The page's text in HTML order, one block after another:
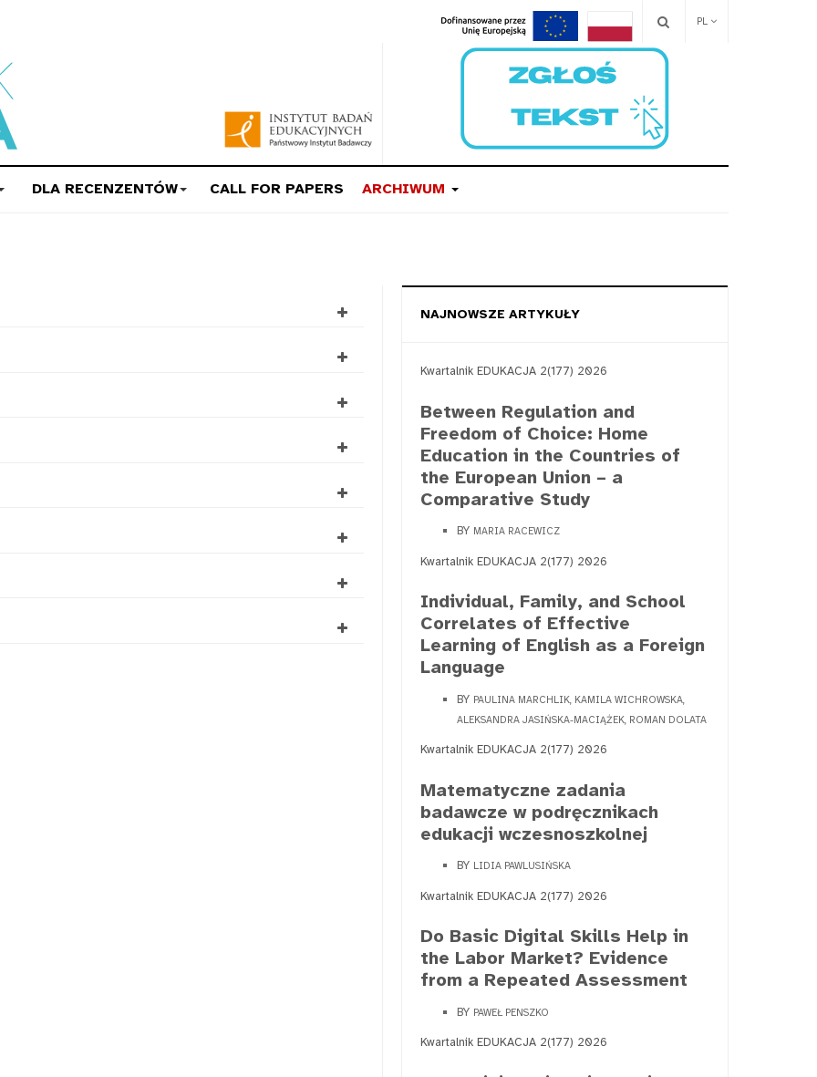
PL
DLA RECENZENTÓW CALL FOR PAPERS ARCHIWUM
NAJNOWSZE ARTYKUŁY
Kwartalnik EDUKACJA 2(177) 2026
Between Regulation and
Freedom of Choice: Home
Education in the Countries of
the European Union – a
Comparative Study
BY MARIA RACEWICZ
Kwartalnik EDUKACJA 2(177) 2026
Individual, Family, and School
Correlates of Effective
Learning of English as a Foreign
Language
BY PAULINA MARCHLIK, KAMILA WICHROWSKA,
ALEKSANDRA JASIŃSKA-MACIĄŻEK, ROMAN DOLATA
Kwartalnik EDUKACJA 2(177) 2026
Matematyczne zadania
badawcze w podręcznikach
edukacji wczesnoszkolnej
BY LIDIA PAWLUSIŃSKA
Kwartalnik EDUKACJA 2(177) 2026
Do Basic Digital Skills Help in
the Labor Market? Evidence
from a Repeated Assessment
BY PAWEŁ PENSZKO
Kwartalnik EDUKACJA 2(177) 2026